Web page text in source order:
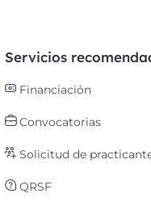
Servicios
Financiación
Convocatorias
Solicitud de
QRSF